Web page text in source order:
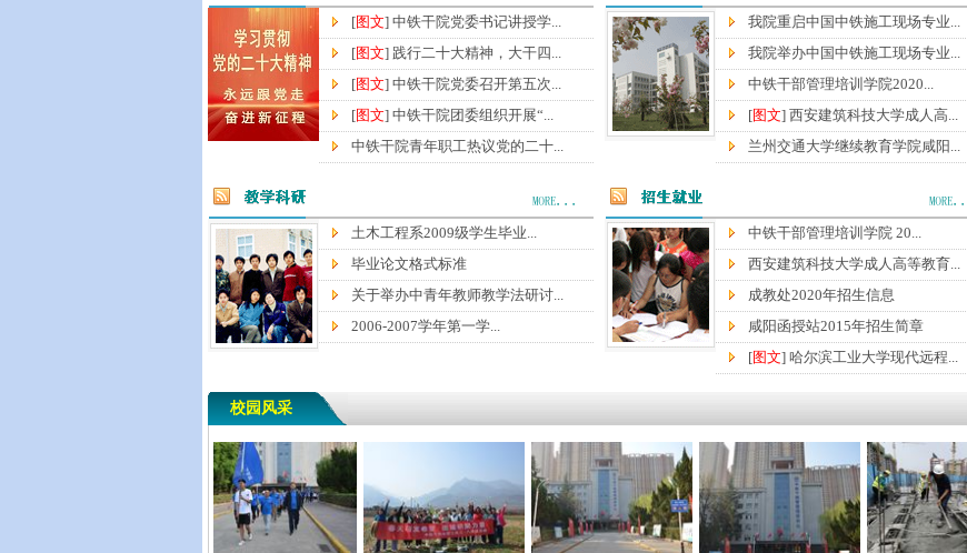
[图文] 中铁干院党委书记讲授学...
[图文] 践行二十大精神，大干四...
[图文] 中铁干院党委召开第五次...
[图文] 中铁干院团委组织开展“...
中铁干院青年职工热议党的二十...
我院重启中国中铁施工现场专业...
我院举办中国中铁施工现场专业...
中铁干部管理培训学院2020...
[图文] 西安建筑科技大学成人高...
兰州交通大学继续教育学院咸阳...
土木工程系2009级学生毕业...
毕业论文格式标准
关于举办中青年教师教学法研讨...
2006-2007学年第一学...
中铁干部管理培训学院 20...
西安建筑科技大学成人高等教育...
成教处2020年招生信息
咸阳函授站2015年招生简章
[图文] 哈尔滨工业大学现代远程...
校园风采